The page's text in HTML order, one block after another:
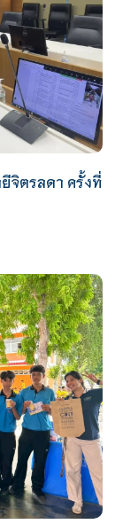
จิตรลดา ครั้งที่